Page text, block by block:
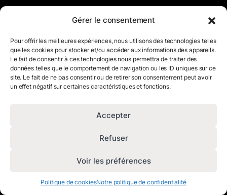
Gérer le consentement
Pour offrir les meilleures expériences, nous utilisons des technologies telles
que les cookies pour stocker et/ou accéder aux informations des appareils.
Le fait de consentir à ces technologies nous permettra de traiter des
données telles que le comportement de navigation ou les ID uniques sur ce
site. Le fait de ne pas consentir ou de retirer son consentement peut avoir
un effet négatif sur certaines caractéristiques et fonctions.
Accepter
Refuser
Voir les préférences
Politique de cookiesNotre politique de confidentialité